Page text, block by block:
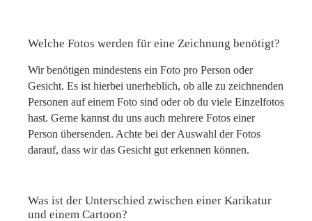
Welche Fotos werden für eine Zeichnung benötigt?
Wir benötigen mindestens ein Foto pro Person oder
Gesicht. Es ist hierbei unerheblich, ob alle zu zeichnenden
Personen auf einem Foto sind oder ob du viele Einzelfotos
hast. Gerne kannst du uns auch mehrere Fotos einer
Person übersenden. Achte bei der Auswahl der Fotos
darauf, dass wir das Gesicht gut erkennen können.
Was ist der Unterschied zwischen einer Karikatur
und einem Cartoon?